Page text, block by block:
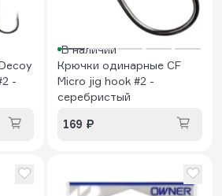
-
В наличии
Крючки одинарные CF
Micro jig hook #2 -
серебристый
169 ₽